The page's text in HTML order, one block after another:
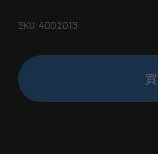
SKU: 4002013